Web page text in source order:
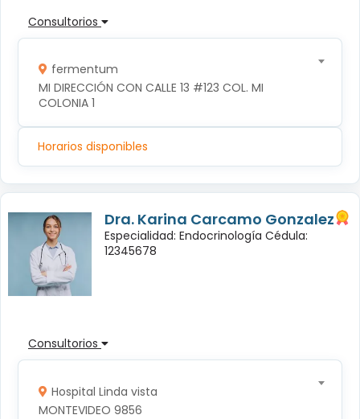
Consultorios
fermentum
MI DIRECCIÓN CON CALLE 13 #123 COL. MI
COLONIA 1
Horarios disponibles
Dra. Karina Carcamo Gonzalez
Especialidad: Endocrinología Cédula:
12345678
Consultorios
Hospital Linda vista
MONTEVIDEO 9856